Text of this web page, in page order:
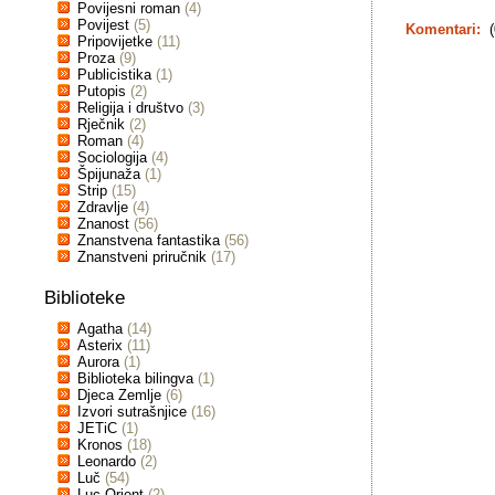
Povijesni roman (4)
Povijest (5)
Pripovijetke (11)
Proza (9)
Publicistika (1)
Putopis (2)
Religija i društvo (3)
Rječnik (2)
Roman (4)
Sociologija (4)
Špijunaža (1)
Strip (15)
Zdravlje (4)
Znanost (56)
Znanstvena fantastika (56)
Znanstveni priručnik (17)
Biblioteke
Agatha (14)
Asterix (11)
Aurora (1)
Biblioteka bilingva (1)
Djeca Zemlje (6)
Izvori sutrašnjice (16)
JETiC (1)
Kronos (18)
Leonardo (2)
Luč (54)
Komentari: